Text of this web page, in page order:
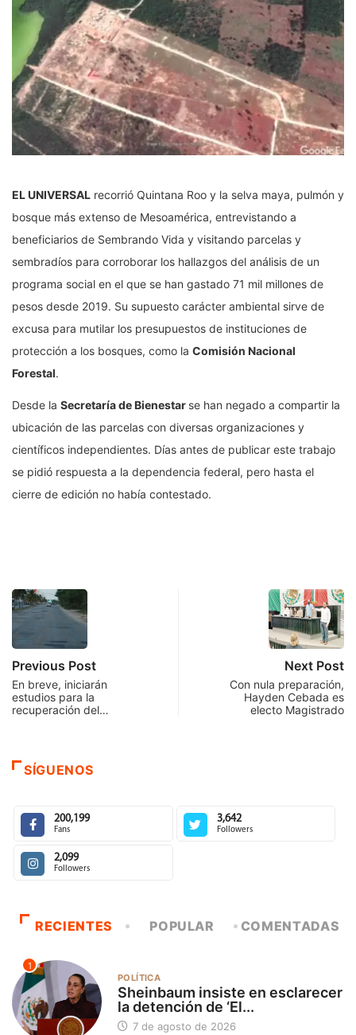
EL UNIVERSAL recorrió Quintana Roo y la selva maya, pulmón y
bosque más extenso de Mesoamérica, entrevistando a
beneficiarios de Sembrando Vida y visitando parcelas y
sembradíos para corroborar los hallazgos del análisis de un
programa social en el que se han gastado 71 mil millones de
pesos desde 2019. Su supuesto carácter ambiental sirve de
excusa para mutilar los presupuestos de instituciones de
protección a los bosques, como la Comisión Nacional
Forestal.
Desde la Secretaría de Bienestar se han negado a compartir la
ubicación de las parcelas con diversas organizaciones y
científicos independientes. Días antes de publicar este trabajo
se pidió respuesta a la dependencia federal, pero hasta el
cierre de edición no había contestado.
Previous Post
En breve, iniciarán
estudios para la
recuperación del…
Next Post
Con nula preparación,
Hayden Cebada es
electo Magistrado
SÍGUENOS
200,199
Fans
3,642
Followers
2,099
Followers
RECIENTES POPULAR COMENTADAS
1
POLÍTICA
Sheinbaum insiste en esclarecer
la detención de ‘El...
7 de agosto de 2026